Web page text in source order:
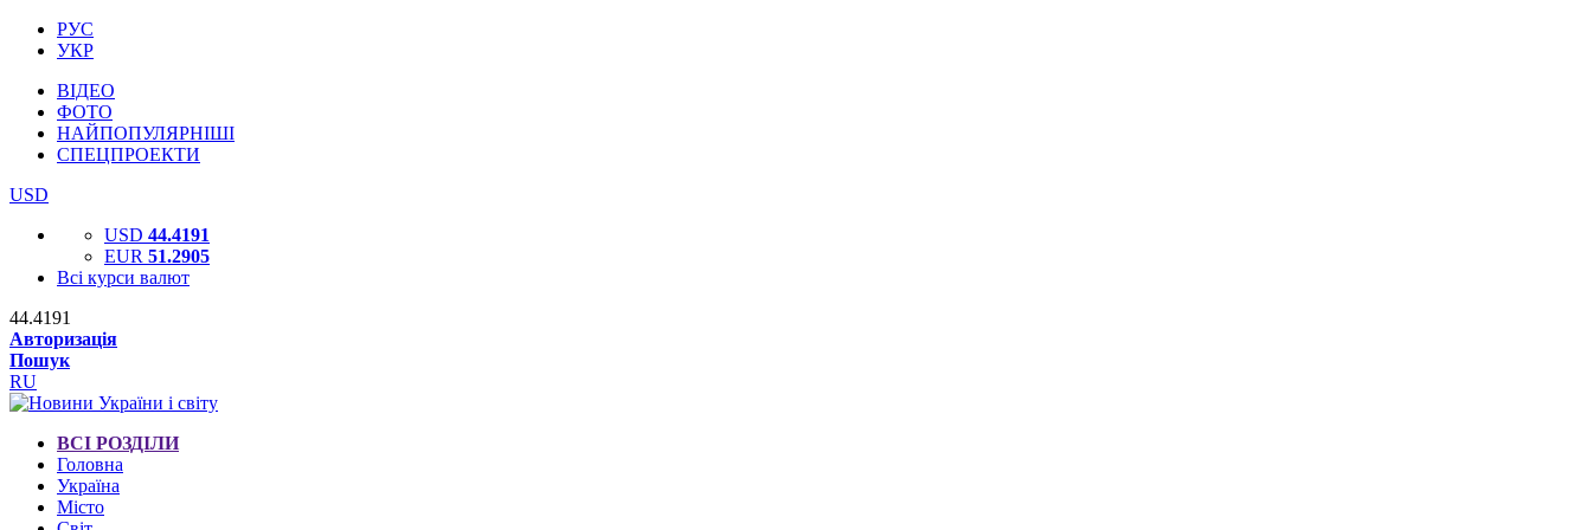
РУС
УКР
ВІДЕО
ФОТО
НАЙПОПУЛЯРНІШІ
СПЕЦПРОЕКТИ
USD
USD 44.4191
EUR 51.2905
Всі курси валют
44.4191
Авторизація
Пошук
RU
ВСІ РОЗДІЛИ
Головна
Україна
Місто